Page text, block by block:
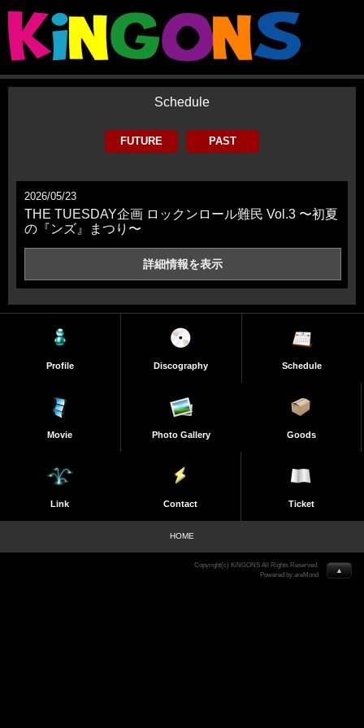
Schedule
FUTURE PAST
2026/05/23
THE TUESDAY企画 ロックンロール難民 Vol.3 〜初夏
の『ンズ』まつり〜
詳細情報を表示
Profile Discography Schedule
Movie Photo Gallery Goods
Link Contact Ticket
HOME
▲
Copyright(c) KiNGONS All Rights Reserved.
Powered by areMond